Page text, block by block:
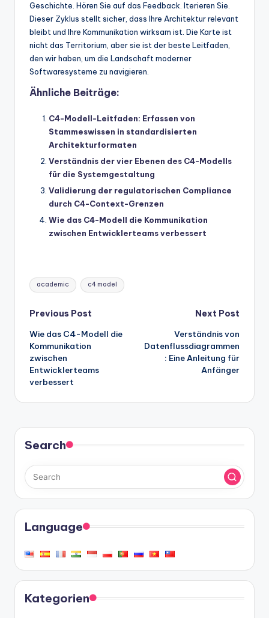
Geschichte. Hören Sie auf das Feedback. Iterieren Sie.
Dieser Zyklus stellt sicher, dass Ihre Architektur relevant
bleibt und Ihre Kommunikation wirksam ist. Die Karte ist
nicht das Territorium, aber sie ist der beste Leitfaden,
den wir haben, um die Landschaft moderner
Softwaresysteme zu navigieren.
Ähnliche Beiträge:
C4-Modell-Leitfaden: Erfassen von
Stammeswissen in standardisierten
Architekturformaten
Verständnis der vier Ebenen des C4-Modells
für die Systemgestaltung
Validierung der regulatorischen Compliance
durch C4-Context-Grenzen
Wie das C4-Modell die Kommunikation
zwischen Entwicklerteams verbessert
Tags:
academic c4 model
Post
navigation
Previous Post
Wie das C4-Modell die
Kommunikation
zwischen
Entwicklerteams
verbessert
Next Post
Verständnis von
Datenflussdiagrammen
: Eine Anleitung für
Anfänger
Search
Language
Kategorien